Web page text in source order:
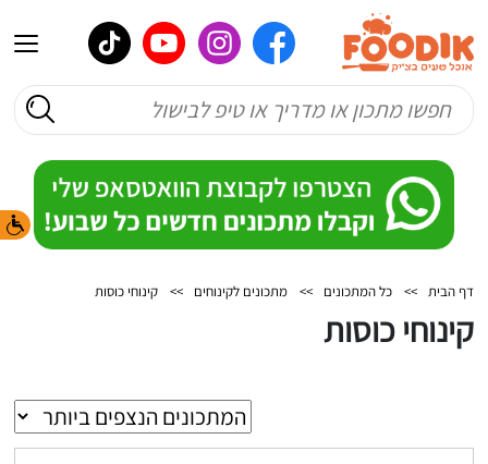
דף הבית >> כל המתכונים >> מתכונים לקינוחים >> קינוחי כוסות
קינוחי כוסות